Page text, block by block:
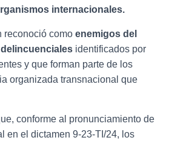
internacionales.
reconoció como enemigos del
identificados por
y que forman parte de los
organizada transnacional que
conforme al pronunciamiento de
en el dictamen 9-23-TI/24, los